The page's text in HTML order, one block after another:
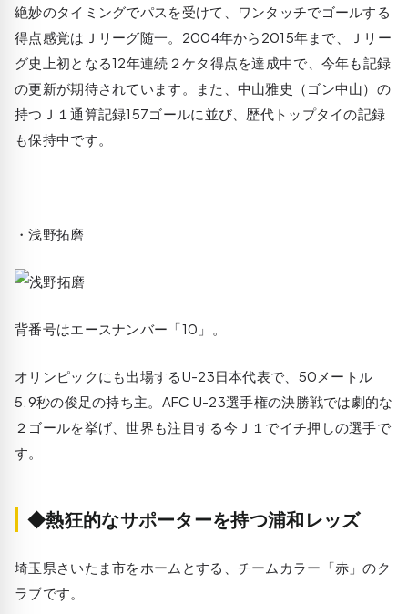
絶妙のタイミングでパスを受けて、ワンタッチでゴールする
得点感覚はＪリーグ随一。2004年から2015年まで、Ｊリー
グ史上初となる12年連続２ケタ得点を達成中で、今年も記録
の更新が期待されています。また、中山雅史（ゴン中山）の
持つＪ１通算記録157ゴールに並び、歴代トップタイの記録
も保持中です。
・浅野拓磨
背番号はエースナンバー「10」。
オリンピックにも出場するU-23日本代表で、50メートル
5.9秒の俊足の持ち主。AFC U-23選手権の決勝戦では劇的な
２ゴールを挙げ、世界も注目する今Ｊ１でイチ押しの選手で
す。
◆熱狂的なサポーターを持つ浦和レッズ
埼玉県さいたま市をホームとする、チームカラー「赤」のク
ラブです。